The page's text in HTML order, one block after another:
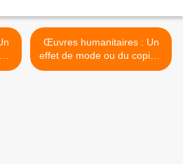
Œuvres humanitaires : Un
effet de mode ou du copier-
coller ? >